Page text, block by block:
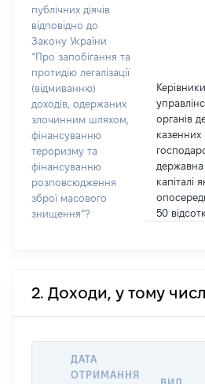
публічних діячів
відповідно до
Закону України
“Про запобігання та
протидію легалізації
(відмиванню)
доходів, одержаних
злочинним шляхом,
фінансуванню
тероризму та
фінансуванню
розповсюдження
зброї масового
знищення”?
органів
казенних
державна
капіталі
50
2. Доходи, у тому
ДАТА
ОТРИМАННЯ